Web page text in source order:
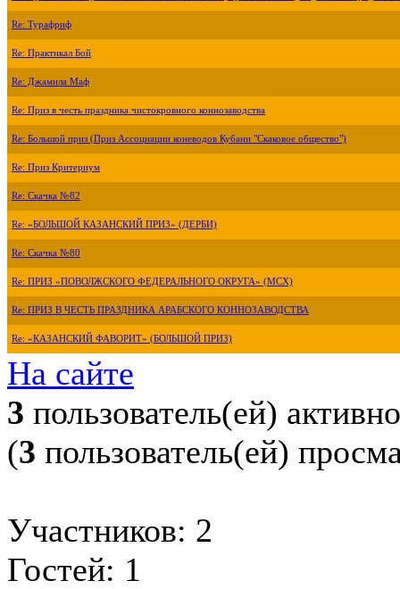
Re: Турафриф
Re: Практикал Бой
Re: Джамила Маф
Re: Приз в честь праздника чистокровного коннозаводства
Re: Большой приз (Приз Ассоциации коневодов Кубани "Скаковое общество")
Re: Приз Критериум
Re: Скачка №82
Re: «БОЛЬШОЙ КАЗАНСКИЙ ПРИЗ» (ДЕРБИ)
Re: Скачка №80
Re: ПРИЗ «ПОВОЛЖСКОГО ФЕДЕРАЛЬНОГО ОКРУГА» (МСХ)
Re: ПРИЗ В ЧЕСТЬ ПРАЗДНИКА АРАБСКОГО КОННОЗАВОДСТВА
Re: «КАЗАНСКИЙ ФАВОРИТ» (БОЛЬШОЙ ПРИЗ)
На сайте
3 пользователь(ей) активно
(3 пользователь(ей)
Участников: 2
Гостей: 1